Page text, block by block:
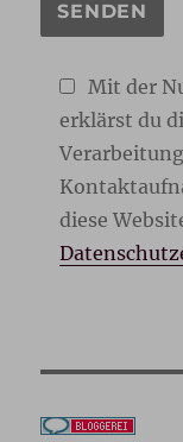
Mit der
erklärst du
diese